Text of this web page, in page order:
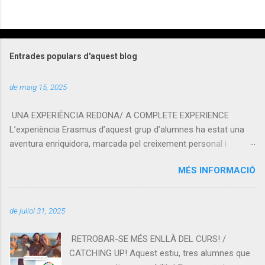
Entrades populars d'aquest blog
de maig 15, 2025
UNA EXPERIÈNCIA REDONA/ A COMPLETE EXPERIENCE
L’experiència Erasmus d’aquest grup d’alumnes ha estat una
aventura enriquidora, marcada pel creixement personal i
compartit vivències que han afavorit la convivència i el
descobriment d’altres realitats. Han assistit a classes que els
educatius. Les visites a Brussel·les i Gant han completat
belgues. Una experiència intensa que ha ampliat els seus
horitzons tant personals com acadèmics. Tornen encantats
MÉS INFORMACIÓ
de juliol 31, 2025
RETROBAR-SE MÉS ENLLÀ DEL CURS! /
CATCHING UP! Aquest estiu, tres alumnes que